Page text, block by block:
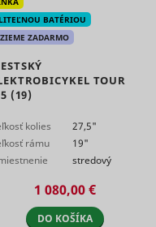
BATÉRIOU
ZADARMO
TOUR
(19)
kolies
27,5"
rámu
19"
stredový
1 080,00 €
DO KOŠÍKA